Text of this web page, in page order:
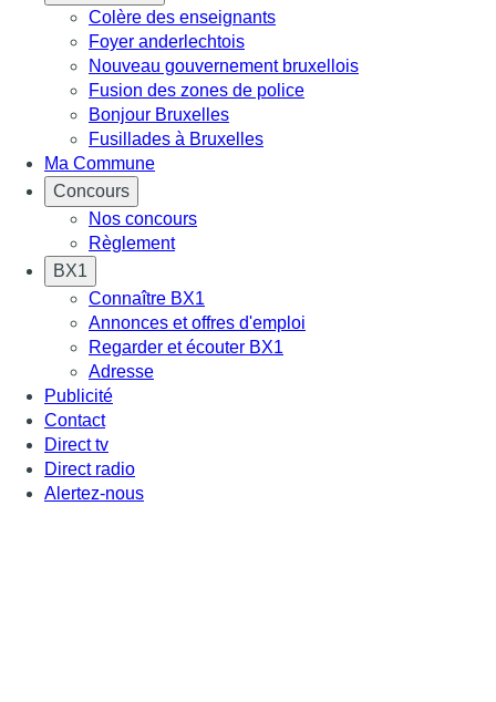
Colère des enseignants
Foyer anderlechtois
Nouveau gouvernement bruxellois
Fusion des zones de police
Bonjour Bruxelles
Fusillades à Bruxelles
Ma Commune
Concours
Nos concours
Règlement
BX1
Connaître BX1
Annonces et offres d'emploi
Regarder et écouter BX1
Adresse
Publicité
Contact
Direct tv
Direct radio
Alertez-nous